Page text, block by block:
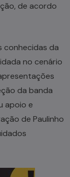
de acordo
conhecidas da
no cenário
da banda
apoio e
de Paulinho